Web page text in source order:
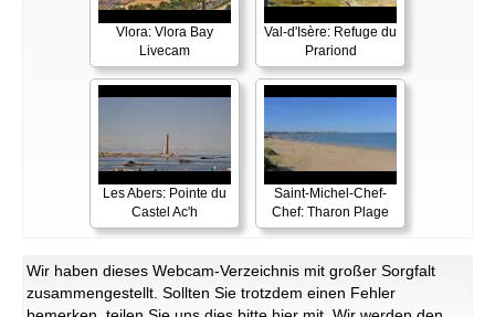
Vlora: Vlora Bay
Livecam
Val-d'Isère: Refuge du
Prariond
Les Abers: Pointe du
Castel Ac'h
Saint-Michel-Chef-
Chef: Tharon Plage
Wir haben dieses Webcam-Verzeichnis mit großer Sorgfalt
zusammengestellt. Sollten Sie trotzdem einen Fehler